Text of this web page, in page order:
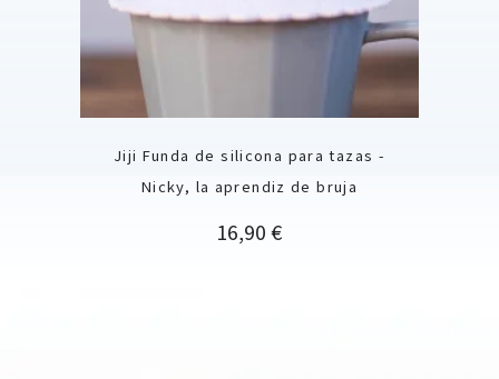
Jiji Funda de silicona para tazas -
Nicky, la aprendiz de bruja
Precio
16,90 €